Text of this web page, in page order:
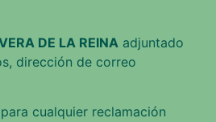
DE LA REINA adjuntado
dirección de correo
cualquier reclamación